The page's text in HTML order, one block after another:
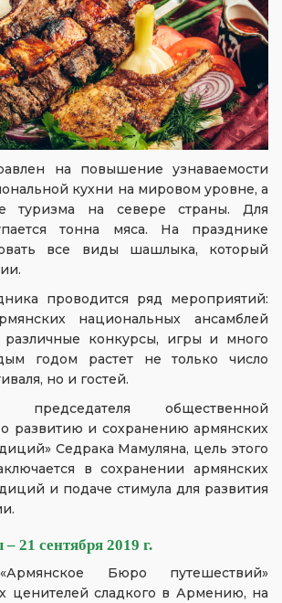
на повышение узнаваемости
кухни на мировом уровне, а
туризма на севере страны. Для
тонна мяса. На празднике
все виды шашлыка, который
проводится ряд мероприятий:
национальных ансамблей
конкурсы, игры и много
годом растет не только число
но и гостей.
общественной
развитию и сохранению армянских
Седрака Мамуляна, цель этого
в сохранении армянских
и подаче стимула для развития
21 сентября 2019 г.
Бюро путешествий»
ценителей сладкого в Армению, на